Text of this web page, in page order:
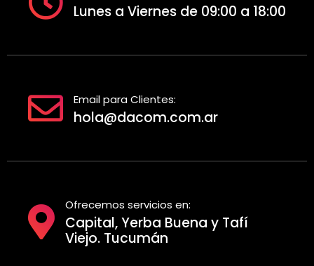
Lunes a Viernes de 09:00 a 18:00
Email para Clientes:
hola@dacom.com.ar
Ofrecemos servicios en:
Capital, Yerba Buena y Tafí
Viejo. Tucumán